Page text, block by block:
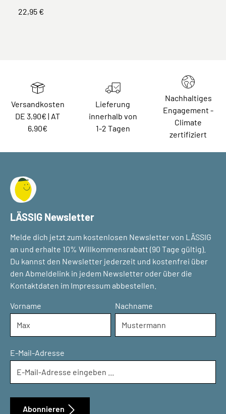
22,95 €
Versandkosten
DE 3,90€ | AT
6,90€
Lieferung
innerhalb von
1-2 Tagen
Nachhaltiges
Engagement -
Climate
zertifiziert
LÄSSIG Newsletter
Melde dich jetzt zum kostenlosen Newsletter von LÄSSIG
an und erhalte 10% Willkommensrabatt (90 Tage gültig).
Du kannst den Newsletter jederzeit und kostenfrei über
den Abmeldelink in jedem Newsletter oder über die
Kontaktdaten im Impressum abbestellen.
Vorname Nachname
E-Mail-Adresse
Abonnieren